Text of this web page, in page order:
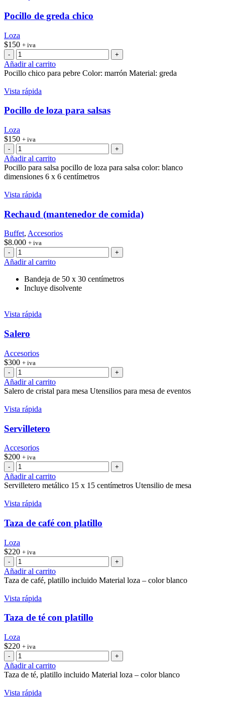
Pocillo de greda chico
Loza
$150 + iva
Pocillo
de
greda
cantidad
Añadir al carrito
Pocillo chico para pebre Color: marrón Material: greda
Vista rápida
Pocillo de loza para salsas
Loza
$150 + iva
Pocillo
de
loza
para
cantidad
Añadir al carrito
Pocillo para salsa pocillo de loza para salsa color: blanco
dimensiones 6 x 6 centímetros
Vista rápida
Rechaud (mantenedor de comida)
Buffet, Accesorios
$8.000 + iva
Rechaud
(mantenedor
comida)
cantidad
Añadir al carrito
Bandeja de 50 x 30 centímetros
Incluye disolvente
Vista rápida
Salero
Accesorios
$300 + iva
Salero
cantidad
Añadir al carrito
Salero de cristal para mesa Utensilios para mesa de eventos
Vista rápida
Servilletero
Accesorios
$200 + iva
Servilletero
cantidad
Añadir al carrito
Servilletero metálico 15 x 15 centímetros Utensilio de mesa
Vista rápida
Taza de café con platillo
Loza
$220 + iva
Taza
de
café
platillo
cantidad
Añadir al carrito
Taza de café, platillo incluido Material loza – color blanco
Vista rápida
Taza de té con platillo
Loza
$220 + iva
Taza
de
té
platillo
cantidad
Añadir al carrito
Taza de té, platillo incluido Material loza – color blanco
Vista rápida